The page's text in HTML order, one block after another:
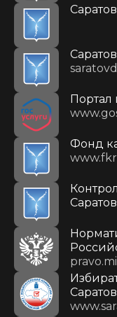
Портал
Фонд